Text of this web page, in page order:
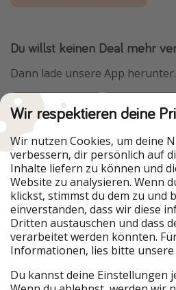
Du willst keinen Deal mehr
Dann lade unsere App herunter.
Urlaubspiraten ist Teil der
Unsere Märkte
PiratinViaggio
VakantiePiraten
VoyagesPirates
Urlaubspiraten
TravelPirates
HolidayPirates Group
Wir respektieren deine
Wir nutzen Cookies, um deine
verbessern, dir persönlich auf
Inhalte liefern zu können und
Website zu analysieren. Wenn
klickst, stimmst du dem zu und
einverstanden, dass wir diese
Dritten austauschen und dass
verarbeitet werden könnten.
Informationen, lies bitte unsere
Du kannst deine Einstellungen